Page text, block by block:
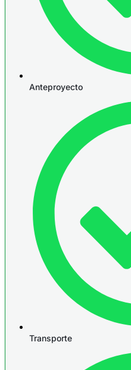
Anteproyecto
Transporte